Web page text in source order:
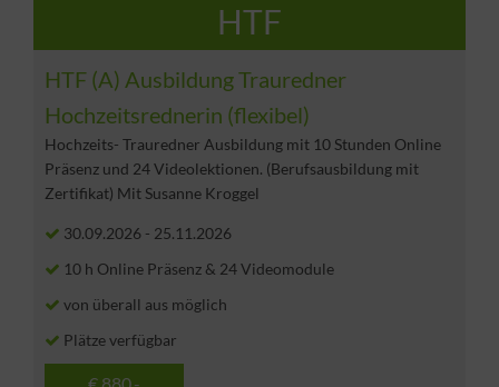
HTF
HTF (A) Ausbildung Trauredner
Hochzeitsrednerin (flexibel)
Hochzeits- Trauredner Ausbildung mit 10 Stunden Online
Präsenz und 24 Videolektionen. (Berufsausbildung mit
Zertifikat) Mit Susanne Kroggel
30.09.2026 - 25.11.2026
10 h Online Präsenz & 24 Videomodule
von überall aus möglich
Plätze verfügbar